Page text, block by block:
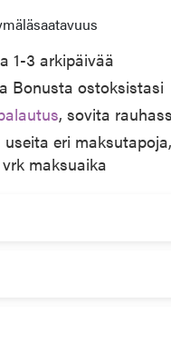
1-3 arkipäivää
Bonusta ostoksistasi
, sovita
eri
maksuaika